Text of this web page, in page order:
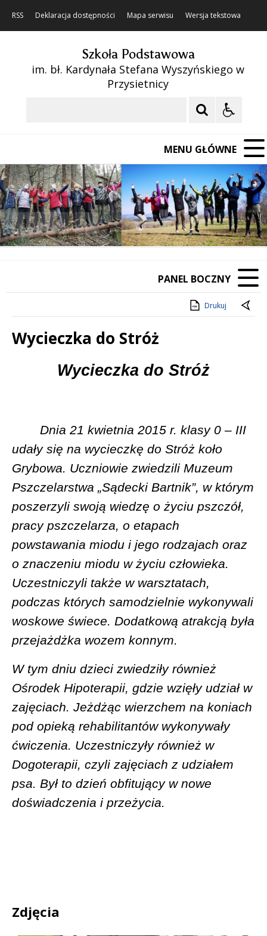
RSS Deklaracja dostępności Mapa serwisu Wersja tekstowa
Szkoła Podstawowa
im. bł. Kardynała Stefana Wyszyńskiego w
Przysietnicy
MENU GŁÓWNE
Poprzedni Element
Następny Element
❚❚
PANEL BOCZNY
Drukuj
Wycieczka do Stróż
Wycieczka do Stróż
Dnia 21 kwietnia 2015 r. klasy 0 – III
udały się na wycieczkę do Stróż koło
Grybowa. Uczniowie zwiedzili Muzeum
Pszczelarstwa „Sądecki Bartnik”, w którym
poszerzyli swoją wiedzę o życiu pszczół,
pracy pszczelarza, o etapach
powstawania miodu i jego rodzajach oraz
o znaczeniu miodu w życiu człowieka.
Uczestniczyli także w warsztatach,
podczas których samodzielnie wykonywali
woskowe świece. Dodatkową atrakcją była
przejażdżka wozem konnym.
W tym dniu dzieci zwiedziły również
Ośrodek Hipoterapii, gdzie wzięły udział w
zajęciach. Jeżdżąc wierzchem na koniach
pod opieką rehabilitantów wykonywały
ćwiczenia. Uczestniczyły również w
Dogoterapii, czyli zajęciach z udziałem
psa. Był to dzień obfitujący w nowe
doświadczenia i przeżycia.
Zdjęcia